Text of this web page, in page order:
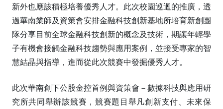
新外也應該積極培養優秀人才。此次校園巡迴的推廣，透
過華南業師及資策會安排金融科技創新基地所培育新創團
隊分享目前全球金融科技創新的概念及技術，期讓年輕學
子有機會接觸金融科技趨勢與應用案例，並接受專家的智
慧結晶與指導，進而從此次競賽中發掘優秀人才。
此次華南創下公股金控首例與資策會－數據科技與應用研
究所共同舉辦該競賽，競賽題目舉凡創新支付、未來保